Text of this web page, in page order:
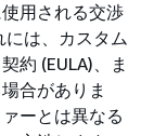
用される交渉
には、カスタム
約 (EULA)、ま
合がありま
ーとは異なる